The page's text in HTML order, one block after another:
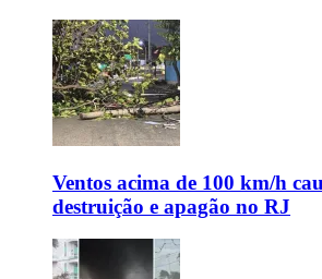
Ventos acima de 100 km/h
destruição e apagão no RJ